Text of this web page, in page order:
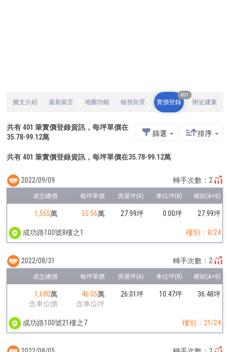
圖文介紹 最新留言 地圖功能 檢視街景 實價登錄
401
附近建案
共有 401 筆實價登錄資訊，每坪單價在
35.78-99.12萬 篩選 排序
共有 401 筆實價登錄資訊，每坪單價在35.78-99.12萬
1,555萬 55.56萬 27.99坪 0.00坪 27.99坪
成功路100號8樓之1 樓別：8/24
2022/09/09 轉手次數：2
1,680萬
含車位價
46.05萬
含車位坪
26.01坪 10.47坪 36.48坪
成功路100號21樓之7 樓別：21/24
2022/08/31 轉手次數：2